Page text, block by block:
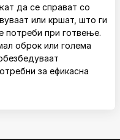
да се справат со
или кршат, што ги
потреби при готвење.
оброк или голема
за ефикасна